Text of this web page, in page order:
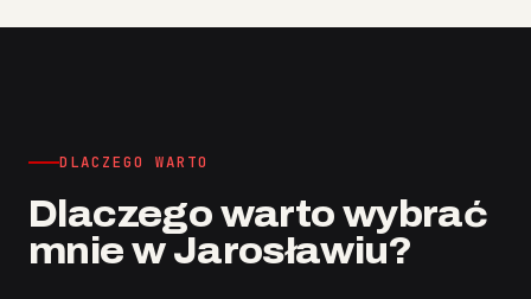
DLACZEGO WARTO
Dlaczego warto wybrać
mnie w Jarosławiu?